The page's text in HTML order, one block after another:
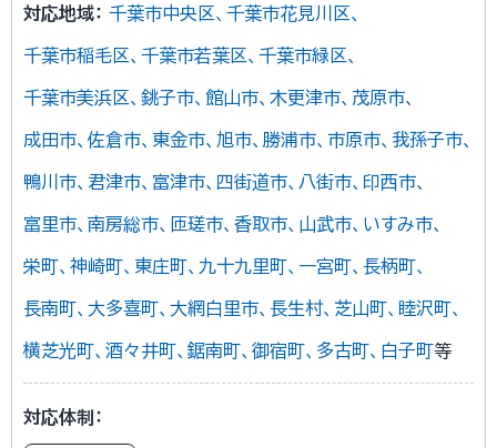
対応地域： 千葉市中央区 千葉市花見川区
千葉市稲毛区 千葉市若葉区 千葉市緑区
千葉市美浜区 銚子市 館山市 木更津市 茂原市
成田市 佐倉市 東金市 旭市 勝浦市 市原市 我孫子市
鴨川市 君津市 富津市 四街道市 八街市 印西市
富里市 南房総市 匝瑳市 香取市 山武市 いすみ市
栄町 神崎町 東庄町 九十九里町 一宮町 長柄町
長南町 大多喜町 大網白里市 長生村 芝山町 睦沢町
横芝光町 酒々井町 鋸南町 御宿町 多古町 白子町
対応体制：